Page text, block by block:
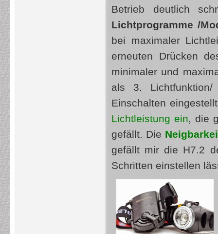
Betrieb deutlich
Lichtprogramme /
bei maximaler
erneuten Drücken
minimaler und
als 3.
Einschalten
Lichtleistung ein, die
gefällt. Die
gefällt mir die H7.2
Schritten einstellen